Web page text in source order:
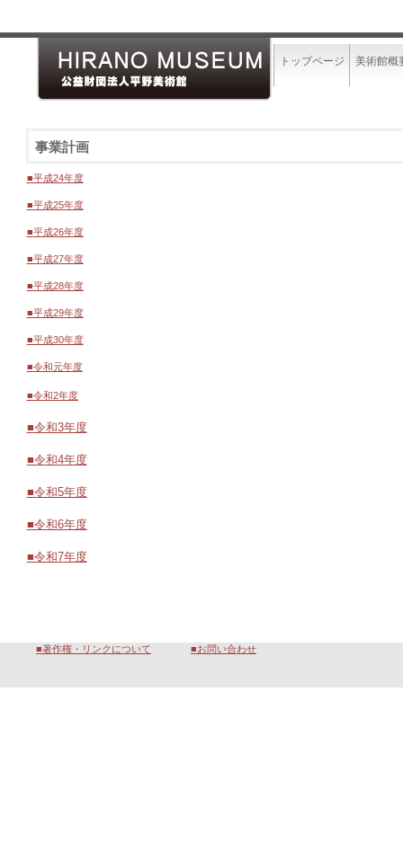
事業計画
■平成24年度
■平成25年度
■平成26年度
■平成27年度
■平成28年度
■平成29年度
■平成30年度
■令和元年度
■令和2年度
■令和3年度
■令和4年度
■令和5年度
■令和6年度
■令和7年度
トップページ 美術館概
■著作権・リンクについて ■お問い合わせ